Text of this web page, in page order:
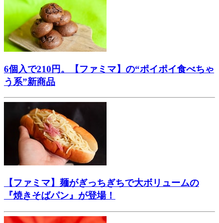
6個入で210円。【ファミマ】の“ポイポイ食べちゃ
う系”新商品
【ファミマ】麺がぎっちぎちで大ボリュームの
『焼きそばパン』が登場！